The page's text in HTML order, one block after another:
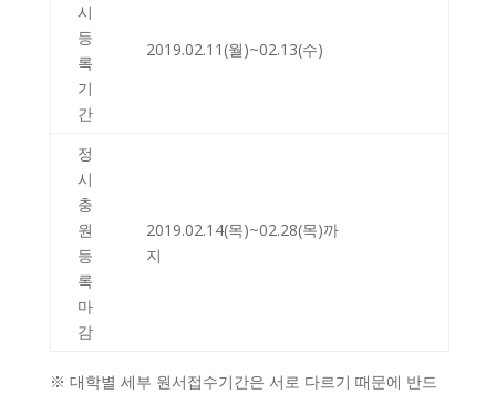
시
등
록
기
간
2019.02.11(월)~02.13(수)
정
시
충
원
등
록
마
감
2019.02.14(목)~02.28(목)까
지
※ 대학별 세부 원서접수기간은 서로 다르기 때문에 반드